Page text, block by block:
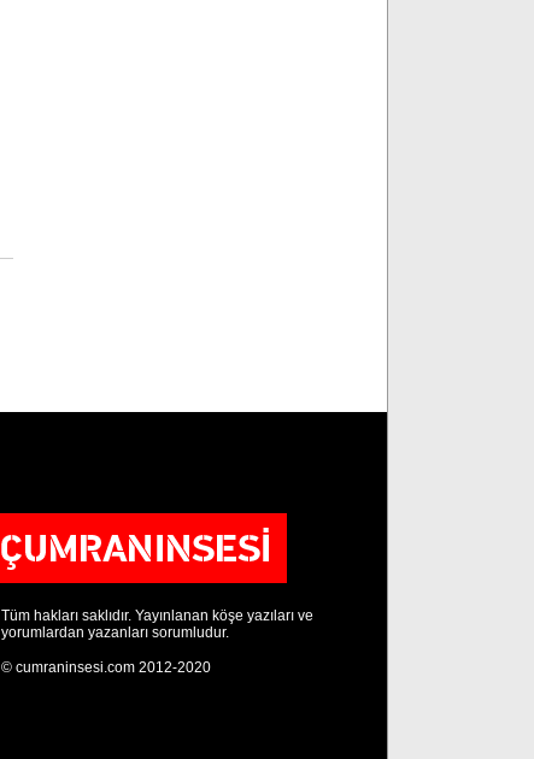
Tüm hakları saklıdır. Yayınlanan köşe yazıları ve
yorumlardan yazanları sorumludur.
© cumraninsesi.com 2012-2020